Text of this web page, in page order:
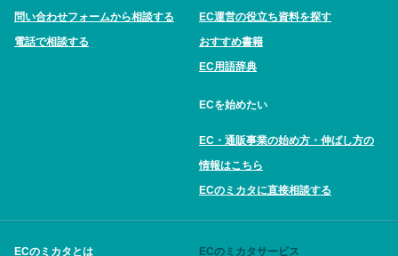
問い合わせフォームから相談する
電話で相談する
EC運営の役立ち資料を探す
おすすめ書籍
EC用語辞典
ECを始めたい
EC・通販事業の始め方・伸ばし方の
情報はこちら
ECのミカタに直接相談する
ECのミカタとは ECのミカタサービス